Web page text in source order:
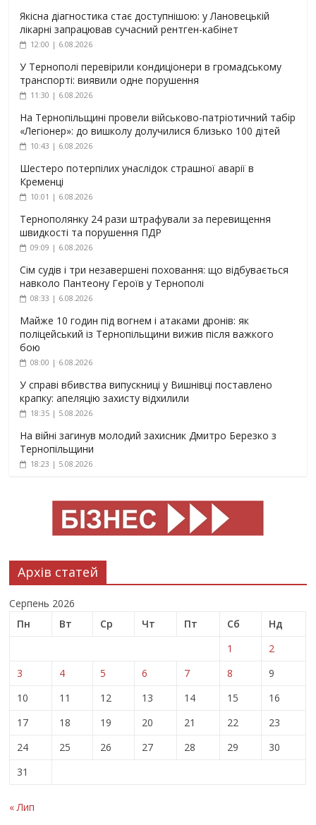
Якісна діагностика стає доступнішою: у Лановецькій
лікарні запрацював сучасний рентген-кабінет
12:00 | 6.08.2026
У Тернополі перевірили кондиціонери в громадському
транспорті: виявили одне порушення
11:30 | 6.08.2026
На Тернопільщині провели військово-патріотичний табір
«Легіонер»: до вишколу долучилися близько 100 дітей
10:43 | 6.08.2026
Шестеро потерпілих унаслідок страшної аварії в
Кременці
10:01 | 6.08.2026
Тернополянку 24 рази штрафували за перевищення
швидкості та порушення ПДР
09:09 | 6.08.2026
Сім судів і три незавершені поховання: що відбувається
навколо Пантеону Героїв у Тернополі
08:33 | 6.08.2026
Майже 10 годин під вогнем і атаками дронів: як
поліцейський із Тернопільщини вижив після важкого
бою
08:00 | 6.08.2026
У справі вбивства випускниці у Вишнівці поставлено
крапку: апеляцію захисту відхилили
18:35 | 5.08.2026
На війні загинув молодий захисник Дмитро Березко з
Тернопільщини
18:23 | 5.08.2026
Архів статей
Серпень 2026
Пн
Вт Ср Чт Пт Сб
Нд
1
2
3
4 5 6 7 8
9
10
11 12 13 14 15
16
17
18 19 20 21 22
23
24
25 26 27 28 29
30
31
« Лип